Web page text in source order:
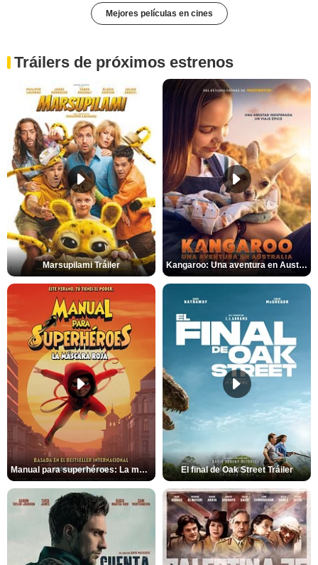
Mejores películas en cines
Tráilers de próximos estrenos
Marsupilami Tráiler Kangaroo: Una aventura en Australia Tráiler
Manual para superhéroes: La máscara roja Tráiler El final de Oak Street Tráiler